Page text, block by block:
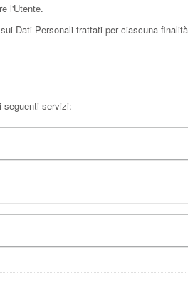
l'Utente.
Dati Personali trattati per ciascuna
seguenti servizi: